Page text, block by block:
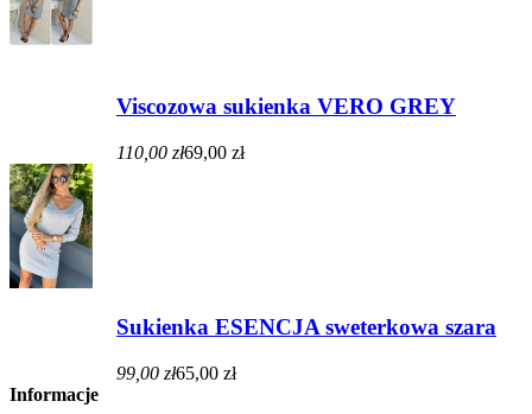
Viscozowa sukienka VERO GREY
110,00 zł69,00 zł
Sukienka ESENCJA sweterkowa szara
99,00 zł65,00 zł
Informacje